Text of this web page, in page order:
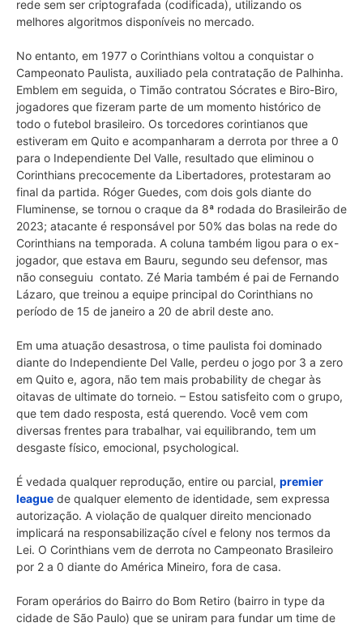
rede sem ser criptografada (codificada), utilizando os
melhores algoritmos disponíveis no mercado.
No entanto, em 1977 o Corinthians voltou a conquistar o
Campeonato Paulista, auxiliado pela contratação de Palhinha.
Emblem em seguida, o Timão contratou Sócrates e Biro-Biro,
jogadores que fizeram parte de um momento histórico de
todo o futebol brasileiro. Os torcedores corintianos que
estiveram em Quito e acompanharam a derrota por three a 0
para o Independiente Del Valle, resultado que eliminou o
Corinthians precocemente da Libertadores, protestaram ao
final da partida. Róger Guedes, com dois gols diante do
Fluminense, se tornou o craque da 8ª rodada do Brasileirão de
2023; atacante é responsável por 50% das bolas na rede do
Corinthians na temporada. A coluna também ligou para o ex-
jogador, que estava em Bauru, segundo seu defensor, mas
não conseguiu contato. Zé Maria também é pai de Fernando
Lázaro, que treinou a equipe principal do Corinthians no
período de 15 de janeiro a 20 de abril deste ano.
Em uma atuação desastrosa, o time paulista foi dominado
diante do Independiente Del Valle, perdeu o jogo por 3 a zero
em Quito e, agora, não tem mais probability de chegar às
oitavas de ultimate do torneio. – Estou satisfeito com o grupo,
que tem dado resposta, está querendo. Você vem com
diversas frentes para trabalhar, vai equilibrando, tem um
desgaste físico, emocional, psychological.
É vedada qualquer reprodução, entire ou parcial, premier
league de qualquer elemento de identidade, sem expressa
autorização. A violação de qualquer direito mencionado
implicará na responsabilização cível e felony nos termos da
Lei. O Corinthians vem de derrota no Campeonato Brasileiro
por 2 a 0 diante do América Mineiro, fora de casa.
Foram operários do Bairro do Bom Retiro (bairro in type da
cidade de São Paulo) que se uniram para fundar um time de